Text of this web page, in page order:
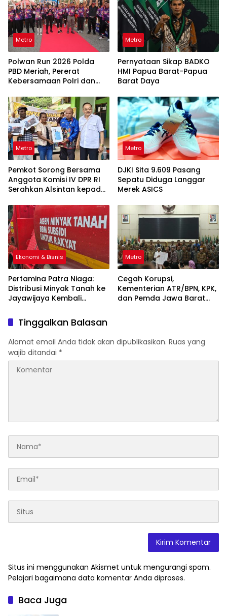
Metro
Polwan Run 2026 Polda
PBD Meriah, Pererat
Kebersamaan Polri dan
Metro
Pernyataan Sikap BADKO
HMI Papua Barat-Papua
Barat Daya
Metro
Pemkot Sorong Bersama
Anggota Komisi IV DPR RI
Serahkan Alsintan kepada
Metro
DJKI Sita 9.609 Pasang
Sepatu Diduga Langgar
Merek ASICS
Ekonomi & Bisnis
Pertamina Patra Niaga:
Distribusi Minyak Tanah ke
Jayawijaya Kembali
Metro
Cegah Korupsi,
Kementerian ATR/BPN, KPK,
dan Pemda Jawa Barat
Tinggalkan Balasan
Alamat email Anda tidak akan dipublikasikan. Ruas yang
wajib ditandai *
Situs ini menggunakan Akismet untuk mengurangi spam.
Pelajari bagaimana data komentar Anda diproses.
Baca Juga